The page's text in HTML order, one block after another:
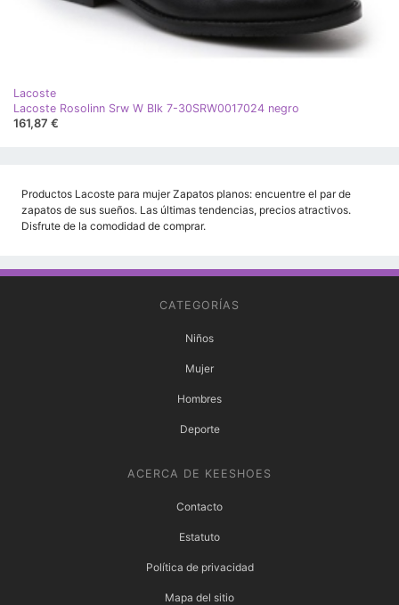
Lacoste
Lacoste Rosolinn Srw W Blk 7-30SRW0017024 negro
161,87 €
Productos Lacoste para mujer Zapatos planos: encuentre el par de
zapatos de sus sueños. Las últimas tendencias, precios atractivos.
Disfrute de la comodidad de comprar.
CATEGORÍAS
Niños
Mujer
Hombres
Deporte
ACERCA DE KEESHOES
Contacto
Estatuto
Política de privacidad
Mapa del sitio